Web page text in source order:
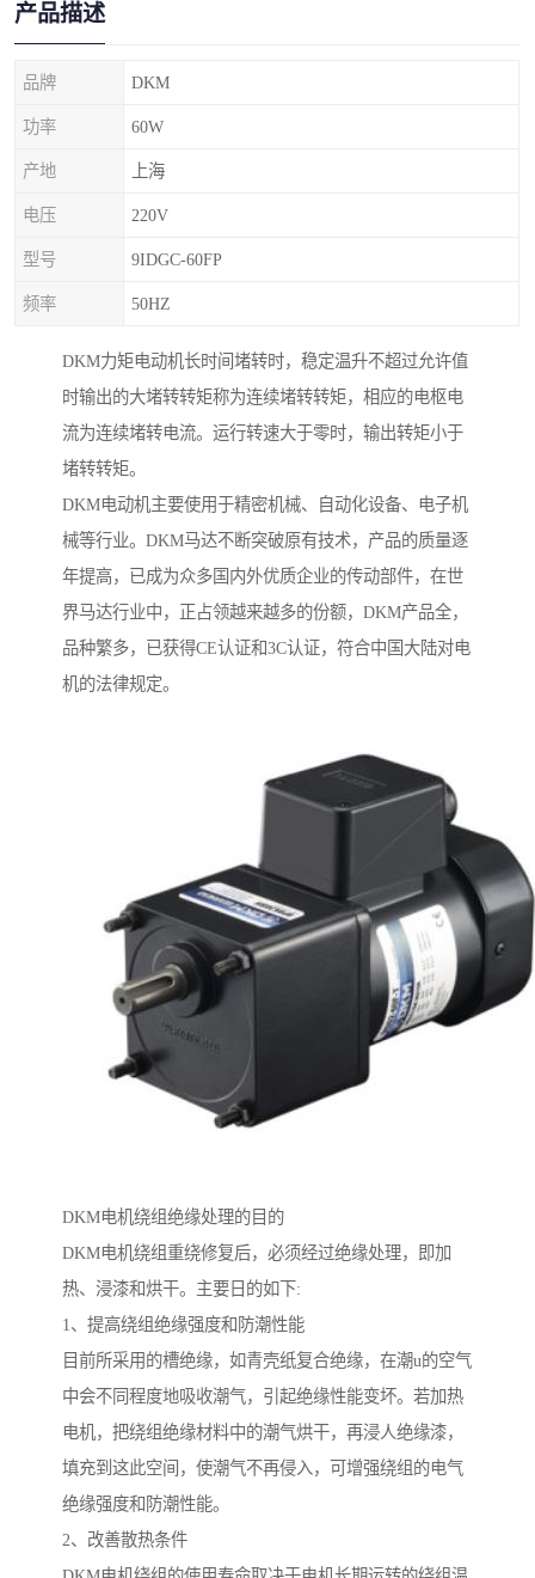
产品描述
品牌 DKM
功率 60W
产地 上海
电压 220V
型号 9IDGC-60FP
频率 50HZ
DKM力矩电动机长时间堵转时，稳定温升不超过允许值
时输出的大堵转转矩称为连续堵转转矩，相应的电枢电
流为连续堵转电流。运行转速大于零时，输出转矩小于
堵转转矩。
DKM电动机主要使用于精密机械、自动化设备、电子机
械等行业。DKM马达不断突破原有技术，产品的质量逐
年提高，已成为众多国内外优质企业的传动部件，在世
界马达行业中，正占领越来越多的份额，DKM产品全，
品种繁多，已获得CE认证和3C认证，符合中国大陆对电
机的法律规定。
DKM电机绕组绝缘处理的目的
DKM电机绕组重绕修复后，必须经过绝缘处理，即加
热、浸漆和烘干。主要日的如下:
1、提高绕组绝缘强度和防潮性能
目前所采用的槽绝缘，如青壳纸复合绝缘，在潮u的空气
中会不同程度地吸收潮气，引起绝缘性能变坏。若加热
电机，把绕组绝缘材料中的潮气烘干，再浸人绝缘漆，
填充到这此空间，使潮气不再侵入，可增强绕组的电气
绝缘强度和防潮性能。
2、改善散热条件